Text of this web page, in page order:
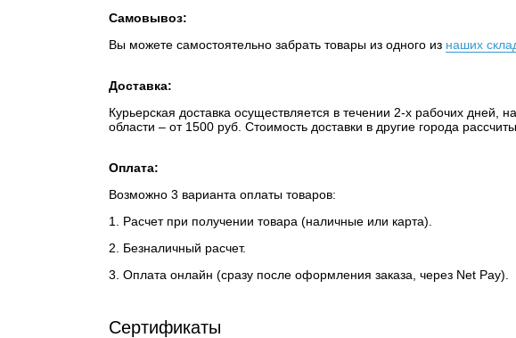
Самовывоз:
Вы можете самостоятельно забрать товары из одного из наших
Доставка:
Курьерская доставка осуществляется в течении 2-х рабочих дней,
области – от 1500 руб. Стоимость доставки в другие города
Оплата:
Возможно 3 варианта оплаты товаров:
1. Расчет при получении товара (наличные или карта).
2. Безналичный расчет.
3. Оплата онлайн (сразу после оформления заказа, через Net Pay).
Сертификаты